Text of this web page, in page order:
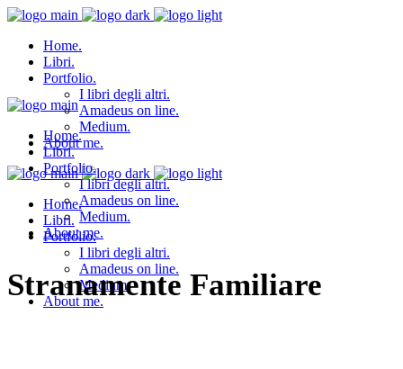
Home.
Libri.
Portfolio.
I libri degli altri.
Amadeus on line.
Medium.
About me.
Home.
Libri.
Portfolio.
I libri degli altri.
Amadeus on line.
Medium.
About me.
Home.
Libri.
Portfolio.
I libri degli altri.
Amadeus on line.
Medium.
About me.
Stranamente Familiare